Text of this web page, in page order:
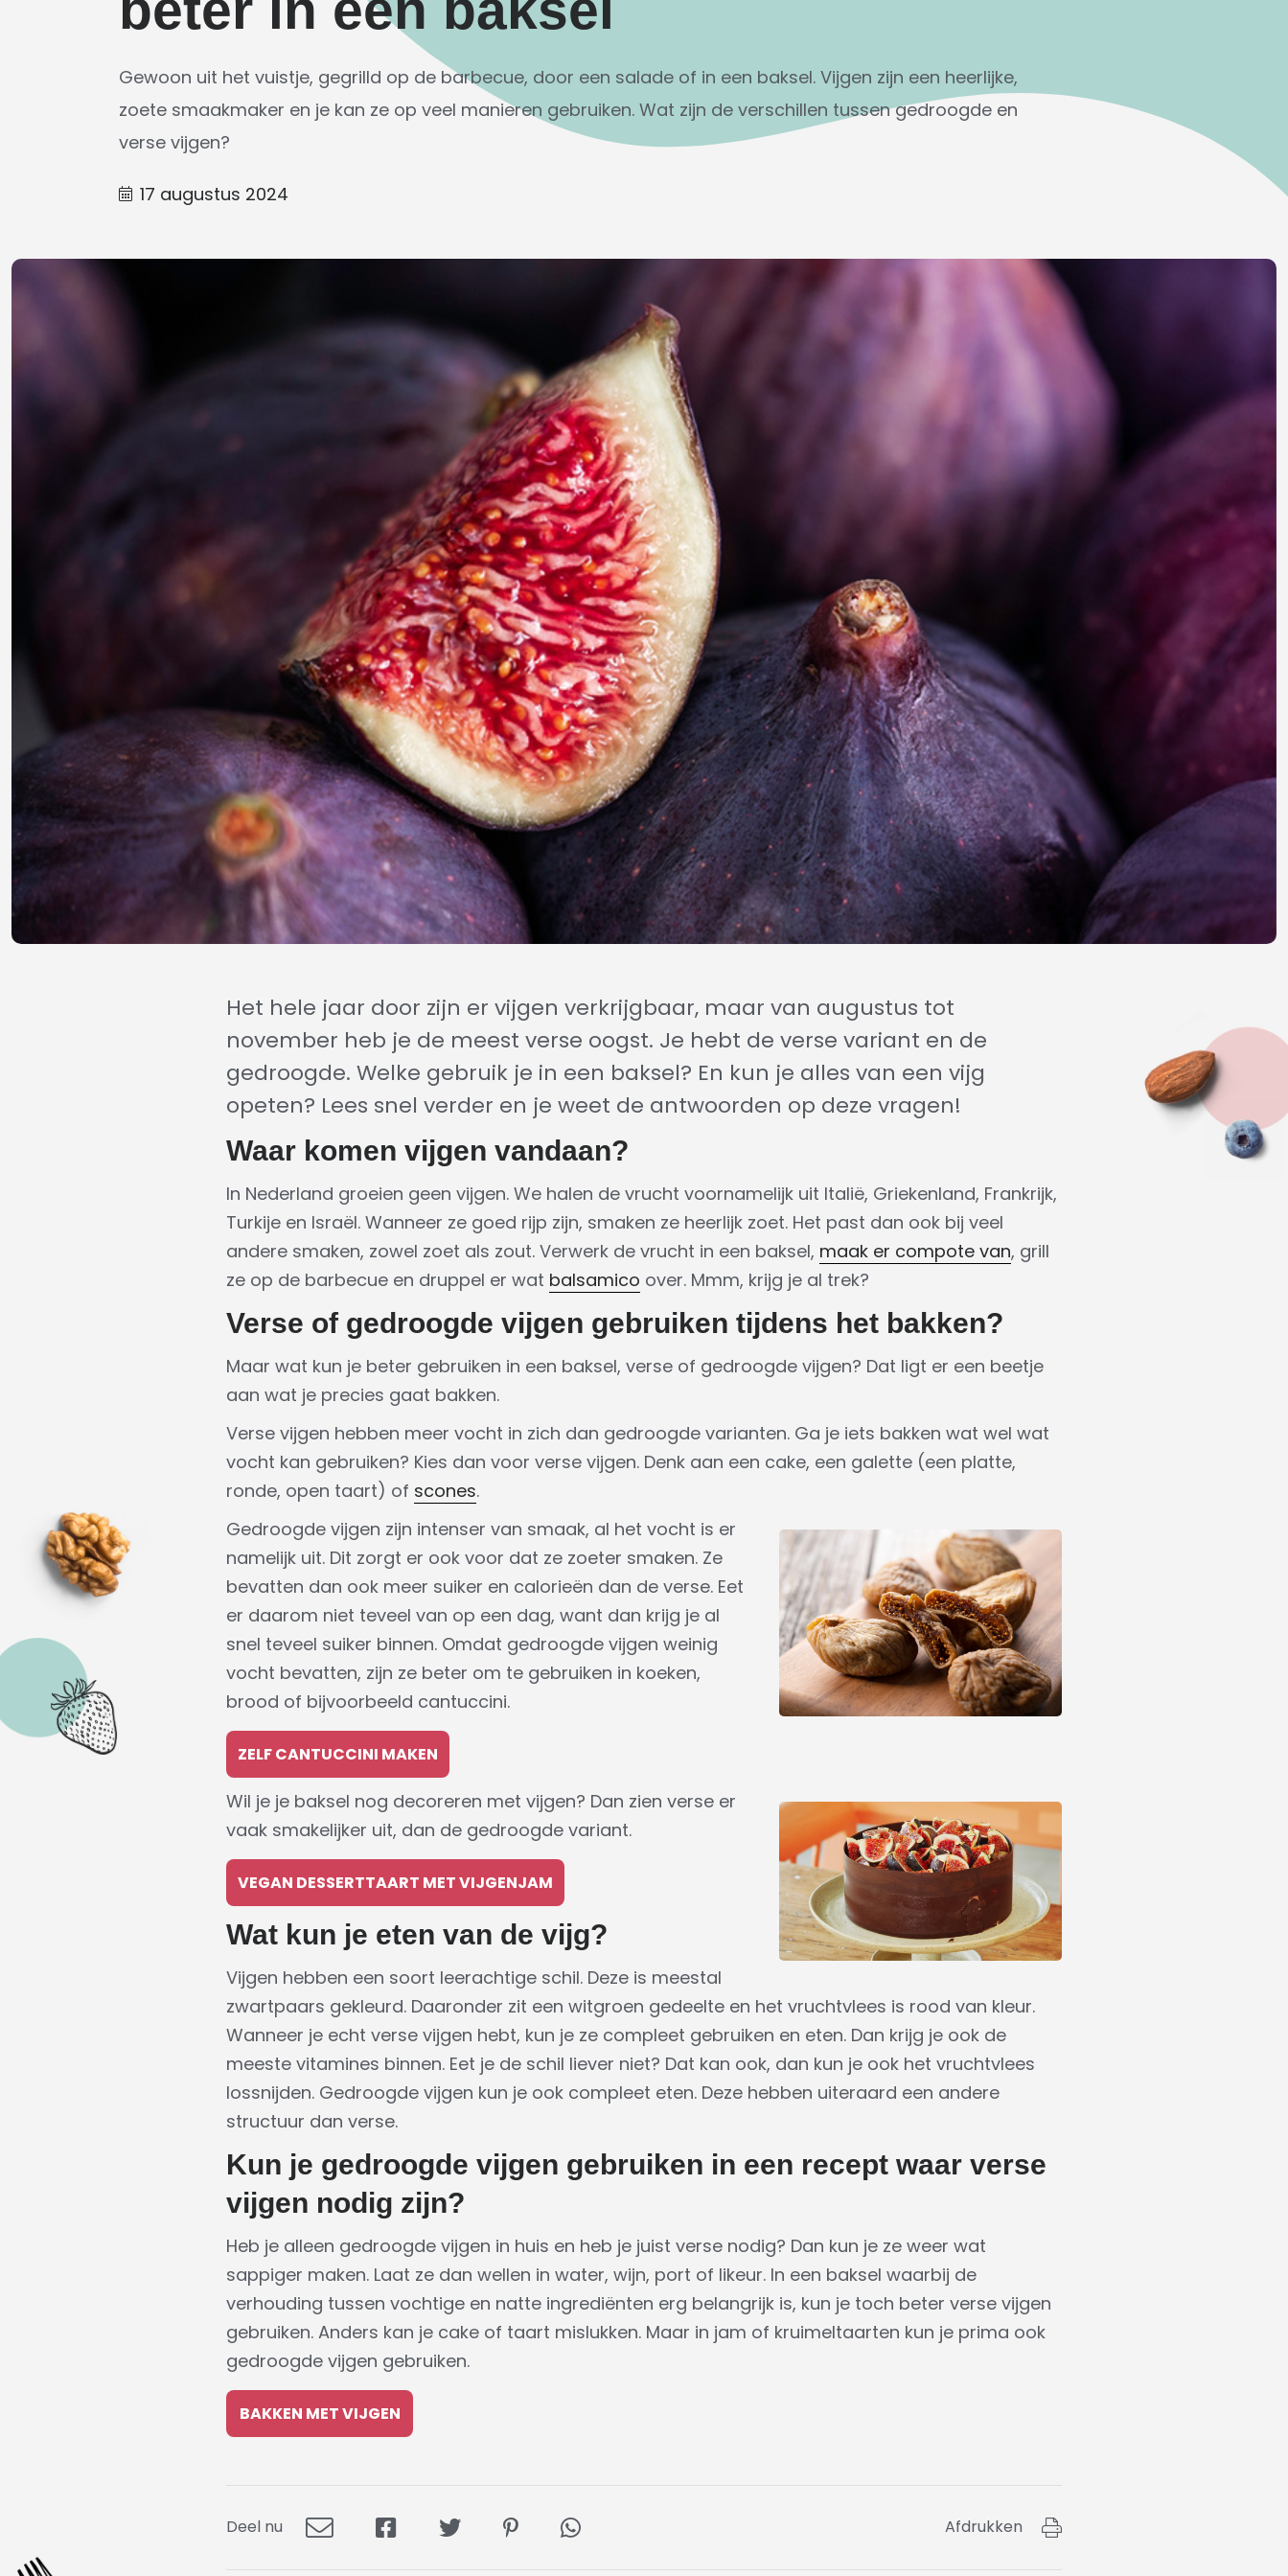
Gewoon uit het vuistje, gegrilld op de barbecue, door een salade of in een baksel. Vijgen zijn een heerlijke,
zoete smaakmaker en je kan ze op veel manieren gebruiken. Wat zijn de verschillen tussen gedroogde en
verse vijgen?
17 augustus 2024
Het hele jaar door zijn er vijgen verkrijgbaar, maar van augustus tot
november heb je de meest verse oogst. Je hebt de verse variant en de
gedroogde. Welke gebruik je in een baksel? En kun je alles van een vijg
opeten? Lees snel verder en je weet de antwoorden op deze vragen!
Waar komen vijgen vandaan?
In Nederland groeien geen vijgen. We halen de vrucht voornamelijk uit Italië, Griekenland, Frankrijk,
Turkije en Israël. Wanneer ze goed rijp zijn, smaken ze heerlijk zoet. Het past dan ook bij veel
andere smaken, zowel zoet als zout. Verwerk de vrucht in een baksel, maak er compote van, grill
ze op de barbecue en druppel er wat balsamico over. Mmm, krijg je al trek?
Verse of gedroogde vijgen gebruiken tijdens het bakken?
Maar wat kun je beter gebruiken in een baksel, verse of gedroogde vijgen? Dat ligt er een beetje
aan wat je precies gaat bakken.
Verse vijgen hebben meer vocht in zich dan gedroogde varianten. Ga je iets bakken wat wel wat
vocht kan gebruiken? Kies dan voor verse vijgen. Denk aan een cake, een galette (een platte,
ronde, open taart) of scones.
Gedroogde vijgen zijn intenser van smaak, al het vocht is er
namelijk uit. Dit zorgt er ook voor dat ze zoeter smaken. Ze
bevatten dan ook meer suiker en calorieën dan de verse. Eet
er daarom niet teveel van op een dag, want dan krijg je al
snel teveel suiker binnen. Omdat gedroogde vijgen weinig
vocht bevatten, zijn ze beter om te gebruiken in koeken,
brood of bijvoorbeeld cantuccini.
ZELF CANTUCCINI MAKEN
Wil je je baksel nog decoreren met vijgen? Dan zien verse er
vaak smakelijker uit, dan de gedroogde variant.
VEGAN DESSERTTAART MET VIJGENJAM
Wat kun je eten van de vijg?
Vijgen hebben een soort leerachtige schil. Deze is meestal
zwartpaars gekleurd. Daaronder zit een witgroen gedeelte en het vruchtvlees is rood van kleur.
Wanneer je echt verse vijgen hebt, kun je ze compleet gebruiken en eten. Dan krijg je ook de
meeste vitamines binnen. Eet je de schil liever niet? Dat kan ook, dan kun je ook het vruchtvlees
lossnijden. Gedroogde vijgen kun je ook compleet eten. Deze hebben uiteraard een andere
structuur dan verse.
Kun je gedroogde vijgen gebruiken in een recept waar verse
vijgen nodig zijn?
Heb je alleen gedroogde vijgen in huis en heb je juist verse nodig? Dan kun je ze weer wat
sappiger maken. Laat ze dan wellen in water, wijn, port of likeur. In een baksel waarbij de
verhouding tussen vochtige en natte ingrediënten erg belangrijk is, kun je toch beter verse vijgen
gebruiken. Anders kan je cake of taart mislukken. Maar in jam of kruimeltaarten kun je prima ook
gedroogde vijgen gebruiken.
BAKKEN MET VIJGEN
Deel nu Afdrukken